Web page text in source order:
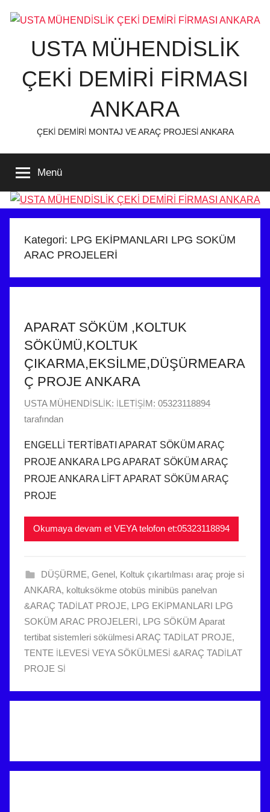
atla
USTA MÜHENDİSLİK
ÇEKİ DEMİRİ FİRMASI
ANKARA
ÇEKİ DEMİRİ MONTAJ VE ARAÇ PROJESİ ANKARA
Menü
Kategori: LPG EKİPMANLARI LPG SOKÜM
ARAC PROJELERİ
APARAT SÖKÜM ,KOLTUK
SÖKÜMÜ,KOLTUK
ÇIKARMA,EKSİLME,DÜŞÜRMEARA
Ç PROJE ANKARA
9
M
r
t
2
0
t
r
i
h
i
n
d
e
ö
r
USTA MÜHENDİSLİK: İLETİŞİM: 05323118894
tarafından
ENGELLİ TERTİBATI APARAT SÖKÜM ARAÇ
PROJE ANKARA LPG APARAT SÖKÜM ARAÇ
PROJE ANKARA LİFT APARAT SÖKÜM ARAÇ
PROJE
Okumaya devam et VEYA telofon et:05323118894
DÜŞÜRME, Genel, Koltuk çıkartılması araç proje si
ANKARA, koltuksökme otobüs minibüs panelvan
&ARAÇ TADİLAT PROJE, LPG EKİPMANLARI LPG
SOKÜM ARAC PROJELERİ, LPG SÖKÜM Aparat
tertibat sistemleri sökülmesi ARAÇ TADİLAT PROJE,
TENTE İLEVESİ VEYA SÖKÜLMESİ &ARAÇ TADİLAT
PROJE Sİ